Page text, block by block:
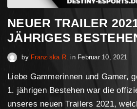
NEUER TRAILER
JÄHRIGES
by Franziska R. in Februar 10, 2021
Liebe Gammerinnen und Gamer,
1. jährigen Bestehen war die
unseres neuen Trailers 2021,